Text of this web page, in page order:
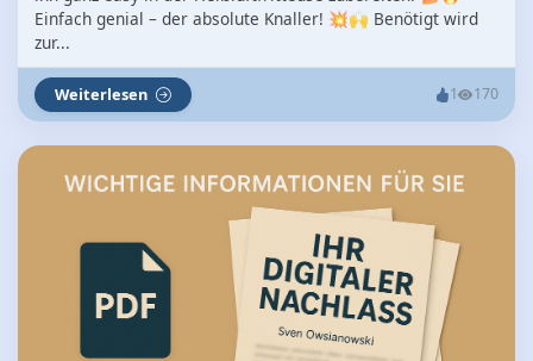
Einfach genial – der absolute Knaller! 💥🙌 Benötigt wird
zur...
Weiterlesen 1 170